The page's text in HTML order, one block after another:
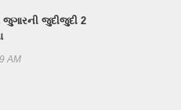
જુદીજુદી 2
AM